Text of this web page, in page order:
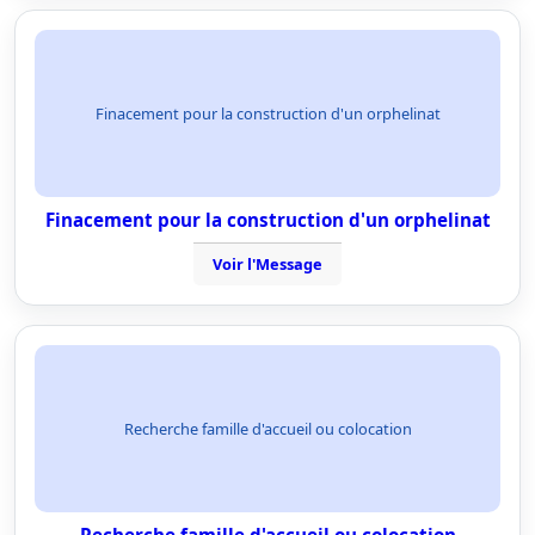
Finacement pour la construction d'un orphelinat
Finacement pour la construction d'un orphelinat
Voir l'Message
Recherche famille d'accueil ou colocation